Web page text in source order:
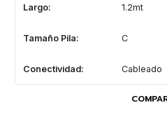
Largo: 1.2mt
Tamaño Pila: C
Conectividad: Cableado